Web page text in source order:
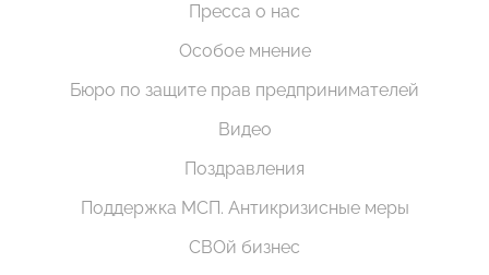
Пресса о нас
Особое мнение
Бюро по защите прав предпринимателей
Видео
Поздравления
Поддержка МСП. Антикризисные меры
СВОй бизнес